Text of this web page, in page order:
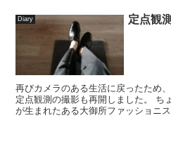
Diary 定点観
再びカメラのある生活に戻ったため
定点観測の撮影も再開しました。 ちょうどこの日、少し前から交流
が生まれたある大御所ファッショニ